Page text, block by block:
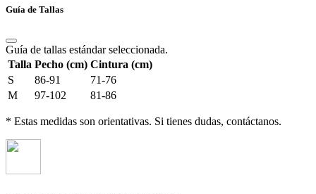
Guía de Tallas
Guía de tallas estándar seleccionada.
Talla Pecho (cm) Cintura (cm)
S
86-91
71-76
M
97-102 81-86
* Estas medidas son orientativas. Si tienes dudas, contáctanos.